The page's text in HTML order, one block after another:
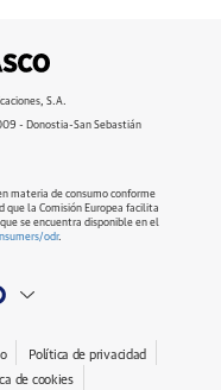
S.A.
- Donostia-San Sebastián
materia de consumo conforme
que la Comisión Europea facilita
se encuentra disponible en el
odr.
Política de privacidad
de cookies